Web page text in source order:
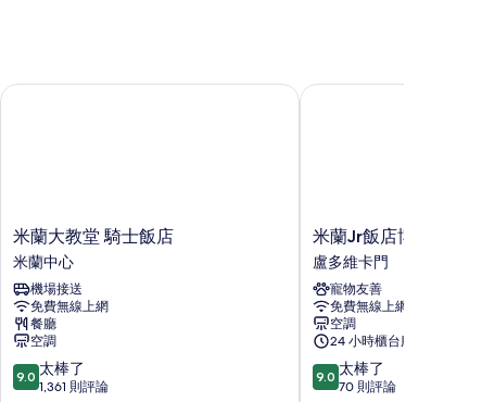
米
蘭
大
教
堂
騎
士
飯
店
米蘭大教堂 騎士飯店
米蘭中心
機場接送
免費無線上網
餐廳
空調
9.0
分，
9.0 太棒了
1,361 則評論
米蘭大教堂 騎士飯店
米
蘭
Jr
飯
店
博
科
尼
盧
米蘭Jr飯店博科尼
盧多維卡門
寵物友善
免費無線上網
空調
24 小時櫃台服務
9.0
分，
9.0 太棒了
70 則評論
米蘭Jr飯店博科尼